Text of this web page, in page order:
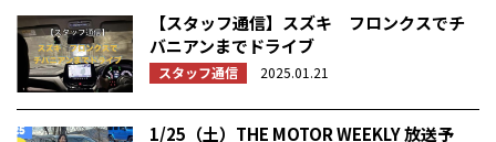
【スタッフ通信】スズキ フロンクスでチ
バニアンまでドライブ
スタッフ通信 2025.01.21
1/25（土）THE MOTOR WEEKLY 放送予